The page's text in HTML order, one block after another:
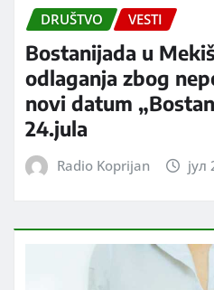
DRUŠTVO VESTI
Bostanijada u
odlaganja zbog
novi datum
24.jula
Radio Koprijan јул